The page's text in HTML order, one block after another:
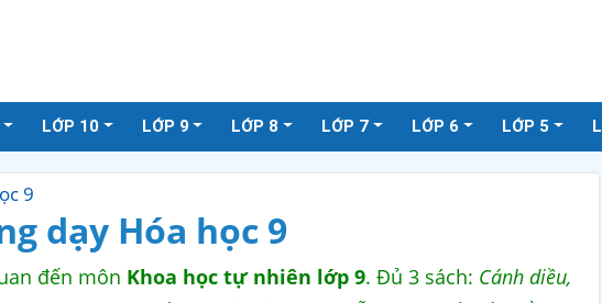
LỚP 10 LỚP 9 LỚP 8 LỚP 7 LỚP 6 LỚP 5
9
dạy Hóa học 9
đến môn Khoa học tự nhiên lớp 9. Đủ 3 sách: Cánh diều,